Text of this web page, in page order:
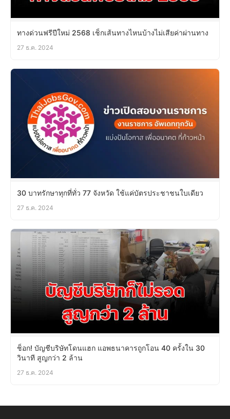
ทางด่วนฟรีปีใหม่ 2568 เช็กเส้นทางไหนบ้างไม่เสียค่าผ่านทาง
27 ธ.ค. 2024
30 บาทรักษาทุกที่ทั่ว 77 จังหวัด ใช้แค่บัตรประชาชนใบเดียว
27 ธ.ค. 2024
ช็อก! บัญชีบริษัทโดนแฮก แอพธนาคารถูกโอน 40 ครั้งใน 30
วินาที สูญกว่า 2 ล้าน
27 ธ.ค. 2024